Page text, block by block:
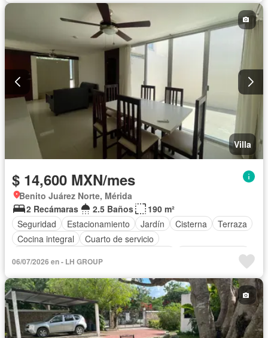
Televisión por cable
Zonas verdes
Recámara con closet
Caseta de vigilancia
Permite mascotas
Permite niños
Completamente amueblado
Villa
$ 14,600 MXN/mes
Benito Juárez Norte, Mérida
2 Recámaras
2.5 Baños
190 m²
Seguridad
Estacionamiento Jardín Cisterna
Terraza
Cocina integral
Cuarto de servicio
Cocina equipada
Internet
Bodega
Aire acondicionado
Circuito cerrado de televisión
Electricidad
Agua
Cuarto de Limpieza
Televisión por cable
Asador
Zonas verdes
Recámara con closet
Caseta de vigilancia
Completamente amueblado
06/07/2026 en - LH GROUP